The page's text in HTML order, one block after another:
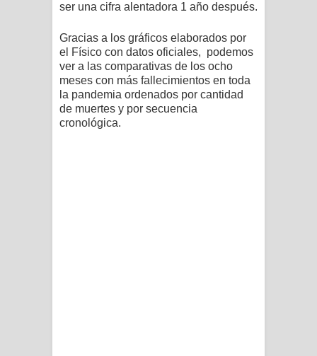
ser una cifra alentadora 1 año después.
Gracias a los gráficos elaborados por
el Físico con datos oficiales, podemos
ver a las comparativas de los ocho
meses con más fallecimientos en toda
la pandemia ordenados por cantidad
de muertes y por secuencia
cronológica.